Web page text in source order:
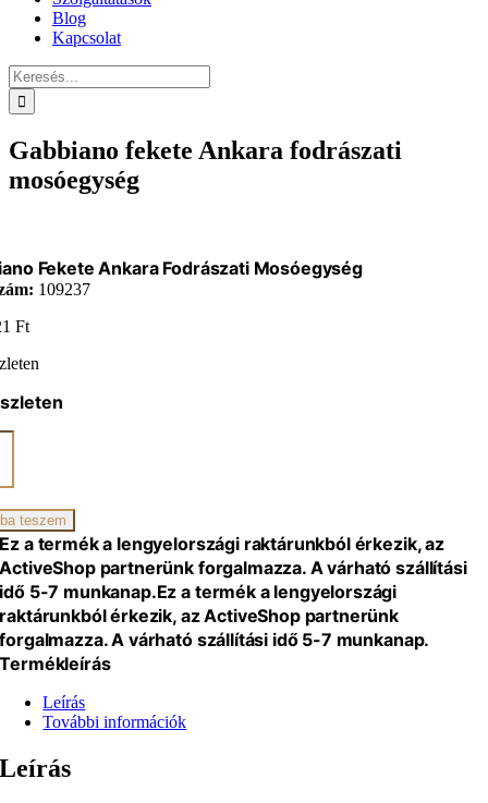
Blog
Kapcsolat
Keresés...
Gabbiano fekete Ankara fodrászati
mosóegység
Fekete Ankara Fodrászati Mosóegység
109237
Ft
teszem
Ez a termék a lengyelországi raktárunkból érkezik, az
ActiveShop partnerünk forgalmazza. A várható szállítási
idő 5-7 munkanap.Ez a termék a lengyelországi
raktárunkból érkezik, az ActiveShop partnerünk
forgalmazza. A várható szállítási idő 5-7 munkanap.
Termékleírás
Leírás
További információk
Leírás